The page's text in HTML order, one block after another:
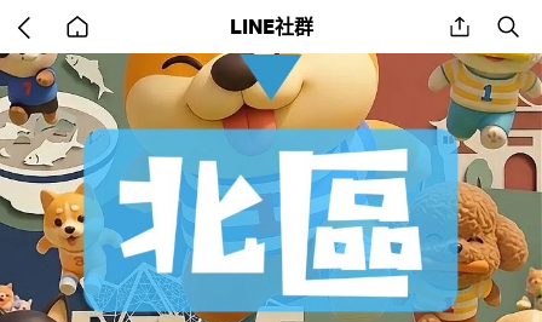
back
to
home
LINE社群 share